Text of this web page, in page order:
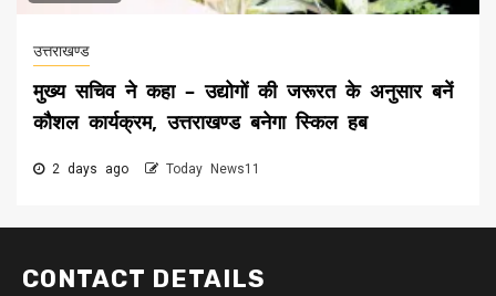
उत्तराखण्ड
मुख्य सचिव ने कहा – उद्योगों की जरूरत के अनुसार बनें
कौशल कार्यक्रम, उत्तराखण्ड बनेगा स्किल हब
2 days ago Today News11
CONTACT DETAILS